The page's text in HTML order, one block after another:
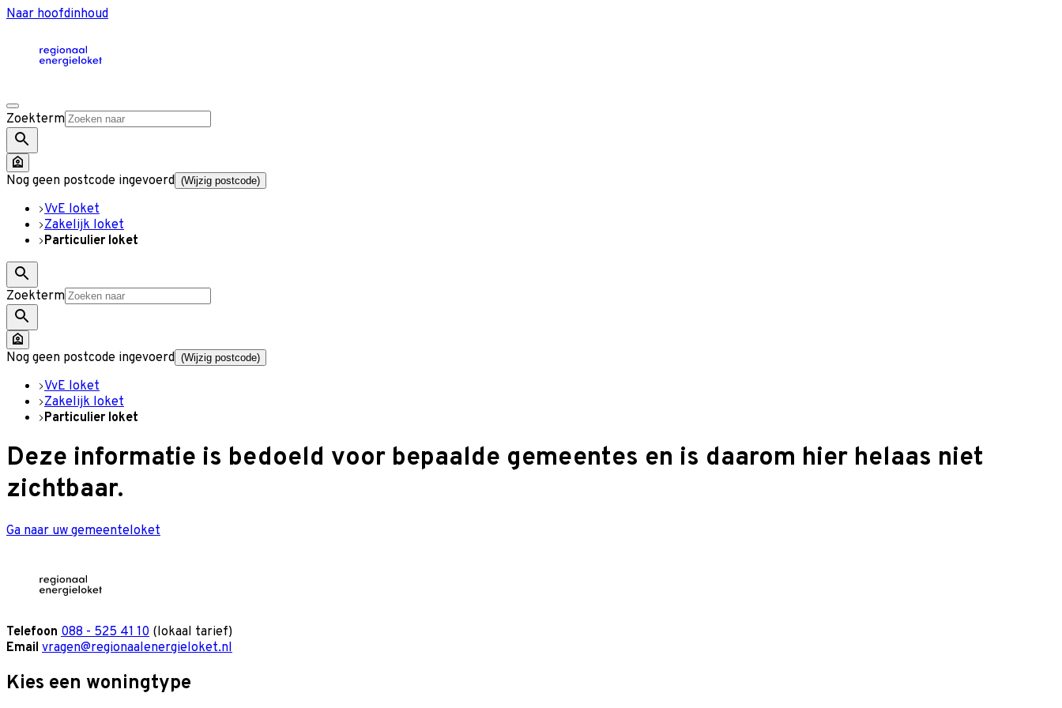
Naar hoofdinhoud
Zoekterm
Nog geen postcode ingevoerd (Wijzig postcode)
VvE loket
Zakelijk loket
Particulier loket
Zoekterm
Nog geen postcode ingevoerd (Wijzig postcode)
VvE loket
Zakelijk loket
Particulier loket
Deze informatie is bedoeld voor bepaalde gemeentes en is daarom hier helaas niet
zichtbaar.
Ga naar uw gemeenteloket
Telefoon 088 - 525 41 10 (lokaal tarief)
Email vragen@regionaalenergieloket.nl
Kies een woningtype